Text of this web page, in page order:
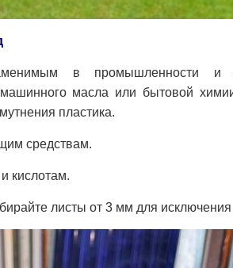
в промышленности и
масла или бытовой
пластика.
средствам.
кислотам.
листы от 3 мм для